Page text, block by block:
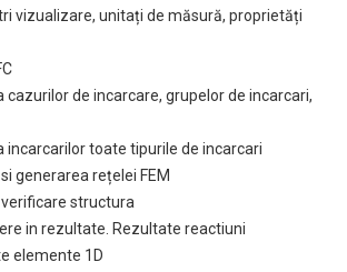
vizualizare, unitați de măsură, proprietăți
cazurilor de incarcare, grupelor de incarcari,
incarcarilor toate tipurile de incarcari
generarea rețelei FEM
verificare structura
in rezultate. Rezultate reactiuni
elemente 1D